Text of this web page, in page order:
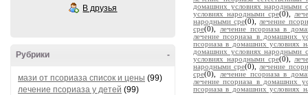
В друзья
-
Рубрики
мази от псориаза список и цены (99)
лечение псориаза у детей (99)
домашних условиях народными
условиях народными сре(0),
народными сре(0), лечение
сре(0),
лечение псориаза в
лечение псориаза в домашних
псориаза в домашних условиях
домашних условиях народными
условиях народными сре(0),
народными сре(0), лечение
сре(0),
лечение псориаза в
лечение псориаза в домашних
псориаза в домашних условиях